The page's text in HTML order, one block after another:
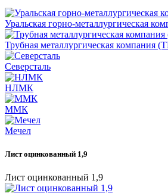
Уральская горно-металлургическая
Трубная металлургическая компания
Северсталь
НЛМК
ММК
Мечел
Лист оцинкованный 1,9
Лист оцинкованный 1,9